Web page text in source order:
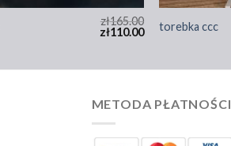
zł165.00
zł110.00 torebka ccc
METODA PŁATNOŚCI